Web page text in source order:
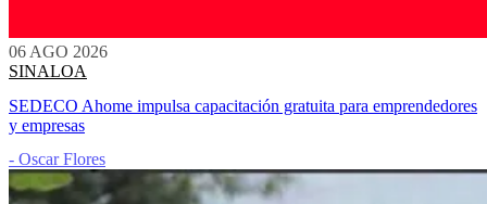
06 AGO 2026
SINALOA
SEDECO Ahome impulsa capacitación gratuita para emprendedores
y empresas
- Oscar Flores